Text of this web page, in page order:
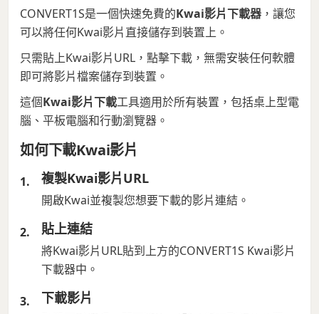
CONVERT1S是一個快速免費的Kwai影片下載器 ，讓您
可以將任何Kwai影片直接儲存到裝置上。
只需貼上Kwai影片URL，點擊下載，無需安裝任何軟體
即可將影片檔案儲存到裝置。
這個Kwai影片下載工具適用於所有裝置，包括桌上型電
腦、平板電腦和行動瀏覽器。
如何下載Kwai影片
複製Kwai影片URL
開啟Kwai並複製您想要下載的影片連結。
貼上連結
將Kwai影片URL貼到上方的CONVERT1S Kwai影片
下載器中。
下載影片